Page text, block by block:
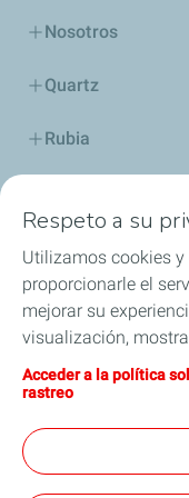
Nosotros
Quartz
Rubia
Lubricantes y
Distribuidores
TWC
Competición
Respeto a su
Utilizamos cookies
proporcionarle el
mejorar su
visualización,
en este sitio y en
compartir nuestro
momento haciendo
(Gestionar cookies).
Acceder a la política
rastreo